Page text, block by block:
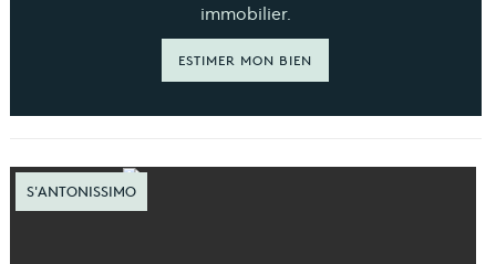
immobilier.
ESTIMER MON BIEN
S'ANTONISSIMO